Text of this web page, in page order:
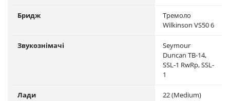
Бридж
Тремоло
Wilkinson VS50 6
Звукознімачі
Seymour
Duncan TB-14,
SSL-1 RwRp, SSL-
1
Лади 22 (Medium)